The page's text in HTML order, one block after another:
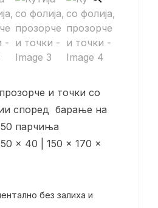
и точки со
според барање на
50 парчиња
x 40 | 150 x 170 x
без залиха и